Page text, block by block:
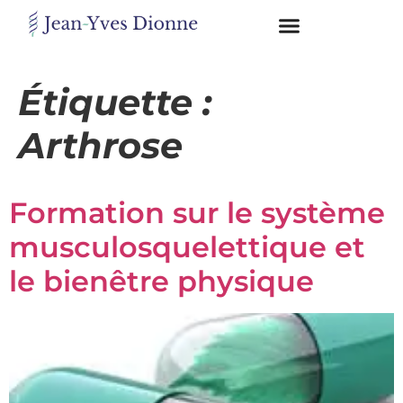
Étiquette :
Arthrose
Formation sur le système
musculosquelettique et
le bienêtre physique
en
contact
mon
pdf
"BONS
GRAS,
MAUVAIS
GRAS"
mon